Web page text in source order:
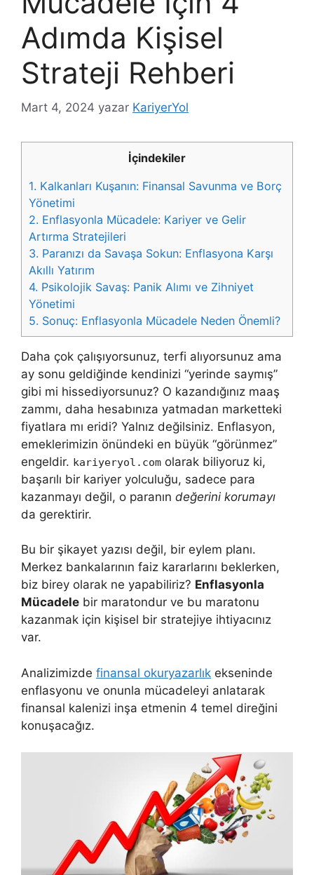
Adımda Kişisel
Strateji Rehberi
Mart 4, 2024 yazar KariyerYol
İçindekiler
1. Kalkanları Kuşanın: Finansal Savunma ve Borç
Yönetimi
2. Enflasyonla Mücadele: Kariyer ve Gelir
Artırma Stratejileri
3. Paranızı da Savaşa Sokun: Enflasyona Karşı
Akıllı Yatırım
4. Psikolojik Savaş: Panik Alımı ve Zihniyet
Yönetimi
5. Sonuç: Enflasyonla Mücadele Neden Önemli?
Daha çok çalışıyorsunuz, terfi alıyorsunuz ama
ay sonu geldiğinde kendinizi “yerinde saymış”
gibi mi hissediyorsunuz? O kazandığınız maaş
zammı, daha hesabınıza yatmadan marketteki
fiyatlara mı eridi? Yalnız değilsiniz. Enflasyon,
emeklerimizin önündeki en büyük “görünmez”
engeldir. kariyeryol.com olarak biliyoruz ki,
başarılı bir kariyer yolculuğu, sadece para
kazanmayı değil, o paranın değerini korumayı
da gerektirir.
Bu bir şikayet yazısı değil, bir eylem planı.
Merkez bankalarının faiz kararlarını beklerken,
biz birey olarak ne yapabiliriz? Enflasyonla
Mücadele bir maratondur ve bu maratonu
kazanmak için kişisel bir stratejiye ihtiyacınız
var.
Analizimizde finansal okuryazarlık ekseninde
enflasyonu ve onunla mücadeleyi anlatarak
finansal kalenizi inşa etmenin 4 temel direğini
konuşacağız.